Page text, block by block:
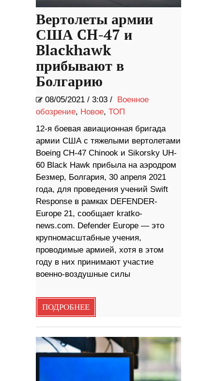
Вертолеты армии
США CH-47 и
Blackhawk
прибывают в
Болгарию
08/05/2021 / 3:03 / Военное
обозрение, Новое, ТОП
12-я боевая авиационная бригада
армии США с тяжелыми вертолетами
Boeing CH-47 Chinook и Sikorsky UH-
60 Black Hawk прибыла на аэродром
Безмер, Болгария, 30 апреля 2021
года, для проведения учений Swift
Response в рамках DEFENDER-
Europe 21, сообщает kratko-
news.com. Defender Europe — это
крупномасштабные учения,
проводимые армией, хотя в этом
году в них принимают участие
военно-воздушные силы
ПОДРОБНЕЕ